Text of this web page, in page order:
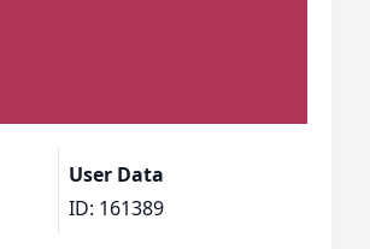
User Data
ID: 161389